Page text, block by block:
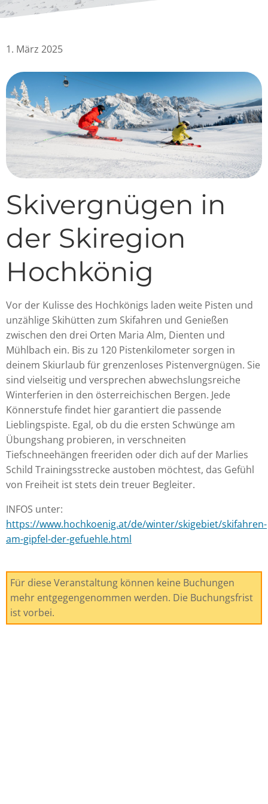
1. März 2025
Skivergnügen in
der Skiregion
Hochkönig
Vor der Kulisse des Hochkönigs laden weite Pisten und
unzählige Skihütten zum Skifahren und Genießen
zwischen den drei Orten Maria Alm, Dienten und
Mühlbach ein. Bis zu 120 Pistenkilometer sorgen in
deinem Skiurlaub für grenzenloses Pistenvergnügen. Sie
sind vielseitig und versprechen abwechslungsreiche
Winterferien in den österreichischen Bergen. Jede
Könnerstufe findet hier garantiert die passende
Lieblingspiste. Egal, ob du die ersten Schwünge am
Übungshang probieren, in verschneiten
Tiefschneehängen freeriden oder dich auf der Marlies
Schild Trainingsstrecke austoben möchtest, das Gefühl
von Freiheit ist stets dein treuer Begleiter.
INFOS unter:
https://www.hochkoenig.at/de/winter/skigebiet/skifahren-
am-gipfel-der-gefuehle.html
Für diese Veranstaltung können keine Buchungen
mehr entgegengenommen werden. Die Buchungsfrist
ist vorbei.